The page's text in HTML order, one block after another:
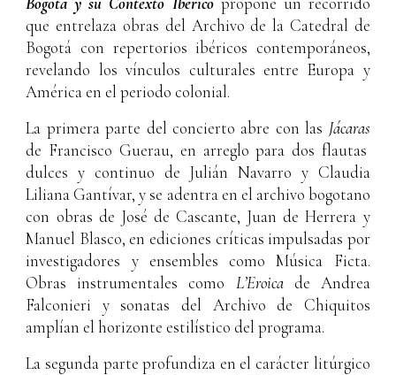
que entrelaza obras del Archivo de la Catedral de
Bogotá con repertorios ibéricos contemporáneos,
revelando los vínculos culturales entre Europa y
América en el periodo colonial.
La primera parte del concierto abre con las Jácaras
de Francisco Guerau, en arreglo para dos flautas
dulces y continuo de Julián Navarro y Claudia
Liliana Gantívar, y se adentra en el archivo bogotano
con obras de José de Cascante, Juan de Herrera y
Manuel Blasco, en ediciones críticas impulsadas por
investigadores y ensembles como Música Ficta.
Obras instrumentales como L’Eroicade Andrea
Falconieri y sonatas del Archivo de Chiquitos
amplían el horizonte estilístico del programa.
La segunda parte profundiza en el carácter litúrgico